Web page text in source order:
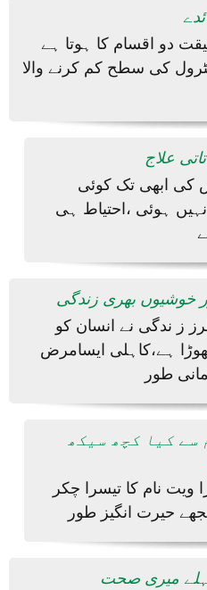
دو اقسام کا ہوتا ہے
کی سطح کم کرنے والا
علاج
کی ابھی تک کوئی
ہوئی ،احتیاط ہی
خوشیوں بھری زندگی
ز ندگی نے انسان کو
ہے،کاہلی ایسامرض
طور
سے کیا کچھ سیکھ
ویت نام کا تیسرا چکر
حیرت انگیز طور
میری صحت